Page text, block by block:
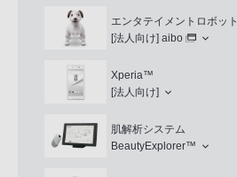
エンタテイメントロボット
[法人向け] aibo
Xperia™
[法人向け]
肌解析システム
BeautyExplorer™